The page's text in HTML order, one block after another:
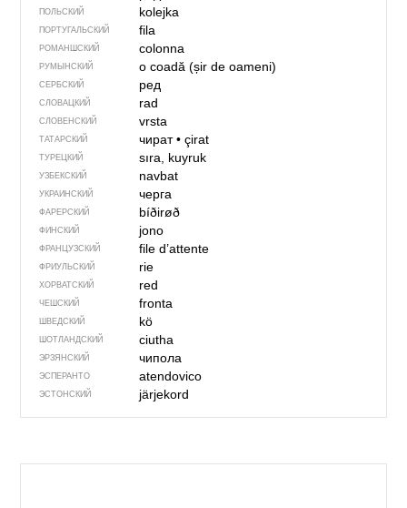
ПОЛЬСКИЙ kolejka
ПОРТУГАЛЬСКИЙ fila
РОМАНШСКИЙ colonna
РУМЫНСКИЙ o coadă (șir de oameni)
СЕРБСКИЙ ред
СЛОВАЦКИЙ rad
СЛОВЕНСКИЙ vrsta
ТАТАРСКИЙ чират• çirat
ТУРЕЦКИЙ sıra, kuyruk
УЗБЕКСКИЙ navbat
УКРАИНСКИЙ черга
ФАРЕРСКИЙ bíðirøð
ФИНСКИЙ jono
ФРАНЦУЗСКИЙ file d’attente
ФРИУЛЬСКИЙ rie
ХОРВАТСКИЙ red
ЧЕШСКИЙ fronta
ШВЕДСКИЙ kö
ШОТЛАНДСКИЙ ciutha
ЭРЗЯНСКИЙ чипола
ЭСПЕРАНТО atendovico
ЭСТОНСКИЙ järjekord